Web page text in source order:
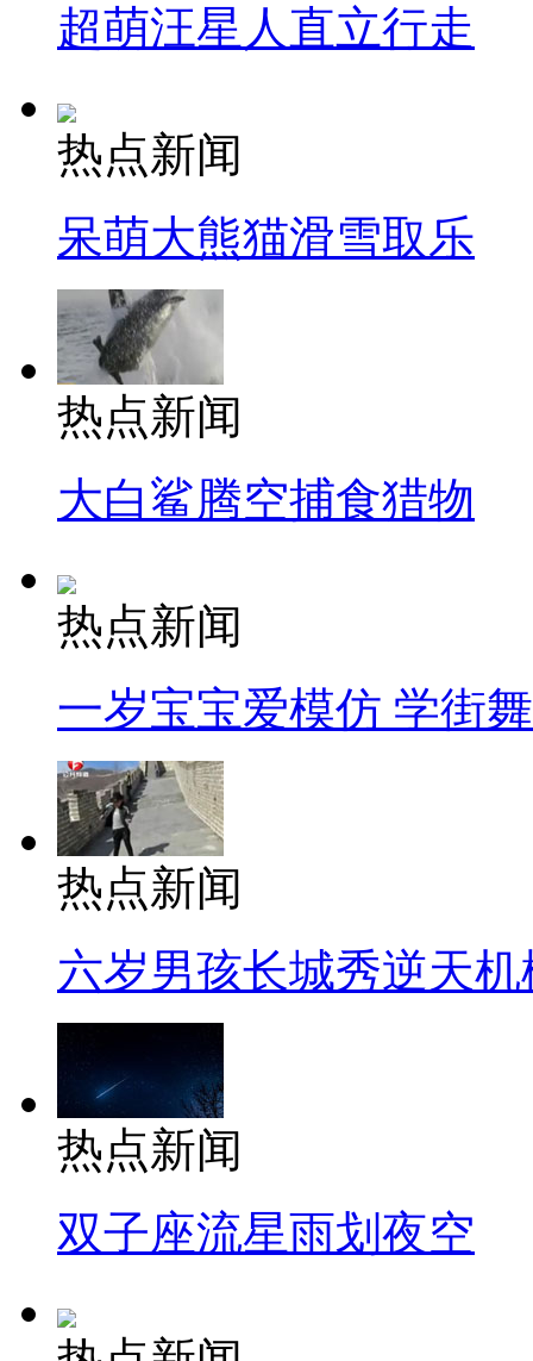
超萌汪星人直立行走
热点新闻
呆萌大熊猫滑雪取乐
热点新闻
大白鲨腾空捕食猎物
热点新闻
一岁宝宝爱模仿 学街
热点新闻
六岁男孩长城秀逆天机
热点新闻
双子座流星雨划夜空